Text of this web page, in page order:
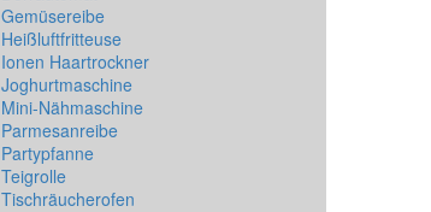
Gemüsereibe
Heißluftfritteuse
Ionen Haartrockner
Joghurtmaschine
Mini-Nähmaschine
Parmesanreibe
Partypfanne
Teigrolle
Tischräucherofen